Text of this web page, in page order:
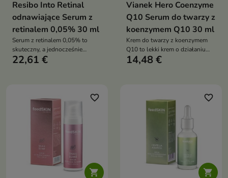
Resibo Into Retinal
odnawiające Serum z
retinalem 0,05% 30 ml
Serum z retinalem 0,05% to
skuteczny, a jednocześnie
delikatny kosmetyk
kuracji retinoidami – poprawia
zmarszczki i wspiera regenerację
bez nadmiernego podrażnienia
22,61 €
Vianek Hero Coenzyme
Q10 Serum do twarzy z
koenzymem Q10 30 ml
Krem do twarzy z koenzymem
Q10 to lekki krem o działaniu
przeciwstarzeniowym, który
Q10, panthenolu i witaminy E
wspiera regenerację skóry oraz
chroni ją przed działaniem
wolnych rodników,
pozostawiając cerę gładką,
jędrną i promienną
14,48 €

favorite_border

favorite_border